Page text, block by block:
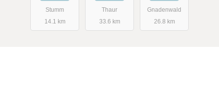
Stumm
14.1 km
Thaur
33.6 km
Gnadenwald
26.8 km